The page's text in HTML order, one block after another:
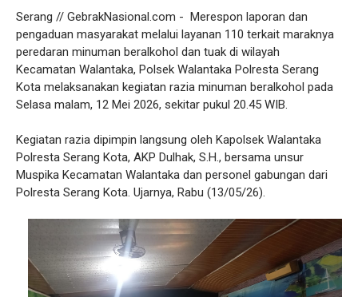
Serang // GebrakNasional.com - Merespon laporan dan
pengaduan masyarakat melalui layanan 110 terkait maraknya
peredaran minuman beralkohol dan tuak di wilayah
Kecamatan Walantaka, Polsek Walantaka Polresta Serang
Kota melaksanakan kegiatan razia minuman beralkohol pada
Selasa malam, 12 Mei 2026, sekitar pukul 20.45 WIB.
Kegiatan razia dipimpin langsung oleh Kapolsek Walantaka
Polresta Serang Kota, AKP Dulhak, S.H., bersama unsur
Muspika Kecamatan Walantaka dan personel gabungan dari
Polresta Serang Kota. Ujarnya, Rabu (13/05/26).